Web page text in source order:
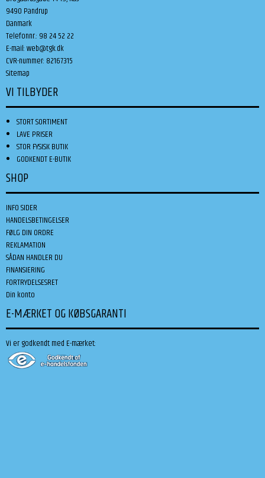
9490 Pandrup
Danmark
Telefonnr.: 98 24 52 22
E-mail:web@tgk.dk
CVR-nummer: 82167315
Sitemap
VI TILBYDER
STORT SORTIMENT
LAVE PRISER
STOR FYSISK BUTIK
GODKENDT E-BUTIK
SHOP
INFO SIDER
HANDELSBETINGELSER
FØLG DIN ORDRE
REKLAMATION
SÅDAN HANDLER DU
FINANSIERING
FORTRYDELSESRET
Din konto
E-MÆRKET OG KØBSGARANTI
Vi er godkendt med E-mærket: